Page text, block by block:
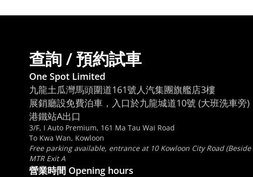
查詢 / 預約試車
One Spot Limited
九龍土瓜灣馬頭圍道161號人汽集團旗艦店3樓
展銷廳設免費泊車，入口於九龍城道10號 (大班洗車旁)
港鐵站A出口
3/F, I Auto Premium, 161 Ma Tau Wai Road
To Kwa Wan, Kowloon
Free parking available, entrance at 10 Kowloon City Road
MTR Exit A
營業時間 Opening hours